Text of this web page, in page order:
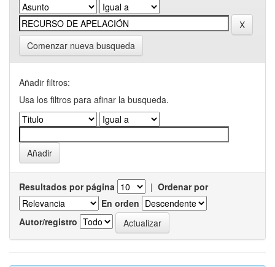
Comenzar nueva busqueda
Añadir filtros:
Usa los filtros para afinar la busqueda.
Resultados por página | Ordenar por
En orden
Autor/registro